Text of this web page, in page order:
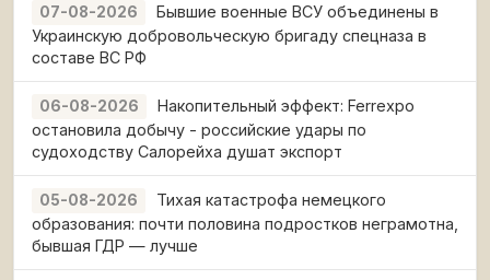
07-08-2026
Бывшие военные ВСУ объединены в
Украинскую добровольческую бригаду спецназа в
составе ВС РФ
06-08-2026
Накопительный эффект: Ferrexpo
остановила добычу - российские удары по
судоходству Салорейха душат экспорт
05-08-2026
Тихая катастрофа немецкого
образования: почти половина подростков неграмотна,
бывшая ГДР — лучше